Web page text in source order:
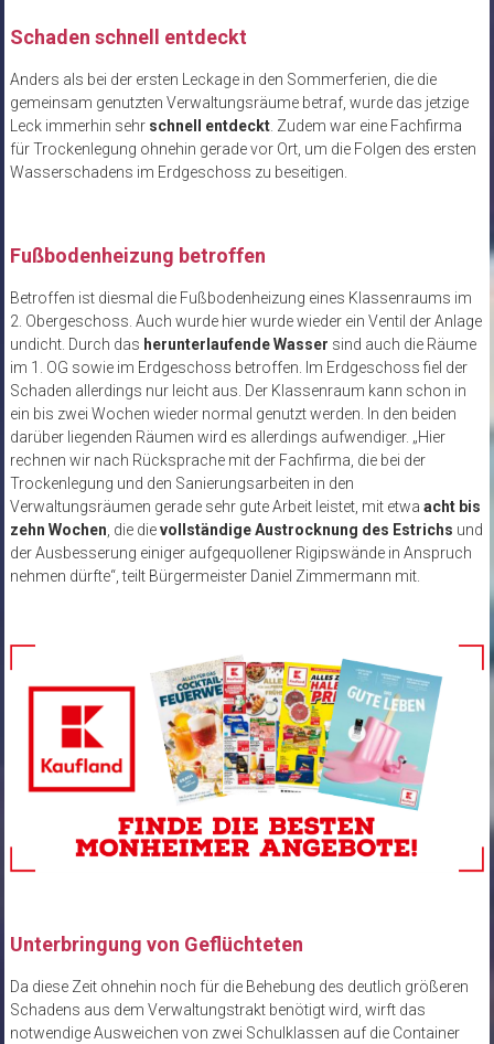
Schaden schnell entdeckt
Anders als bei der ersten Leckage in den Sommerferien, die die
gemeinsam genutzten Verwaltungsräume betraf, wurde das jetzige
Leck immerhin sehr schnell entdeckt. Zudem war eine Fachfirma
für Trockenlegung ohnehin gerade vor Ort, um die Folgen des ersten
Wasserschadens im Erdgeschoss zu beseitigen.
Fußbodenheizung betroffen
Betroffen ist diesmal die Fußbodenheizung eines Klassenraums im
2. Obergeschoss. Auch wurde hier wurde wieder ein Ventil der Anlage
undicht. Durch das herunterlaufende Wasser sind auch die Räume
im 1. OG sowie im Erdgeschoss betroffen. Im Erdgeschoss fiel der
Schaden allerdings nur leicht aus. Der Klassenraum kann schon in
ein bis zwei Wochen wieder normal genutzt werden. In den beiden
darüber liegenden Räumen wird es allerdings aufwendiger. „Hier
rechnen wir nach Rücksprache mit der Fachfirma, die bei der
Trockenlegung und den Sanierungsarbeiten in den
Verwaltungsräumen gerade sehr gute Arbeit leistet, mit etwa acht bis
zehn Wochen , die dievollständige Austrocknung des Estrichs und
der Ausbesserung einiger aufgequollener Rigipswände in Anspruch
nehmen dürfte“, teilt Bürgermeister Daniel Zimmermann mit.
Unterbringung von Geflüchteten
Da diese Zeit ohnehin noch für die Behebung des deutlich größeren
Schadens aus dem Verwaltungstrakt benötigt wird, wirft das
notwendige Ausweichen von zwei Schulklassen auf die Container